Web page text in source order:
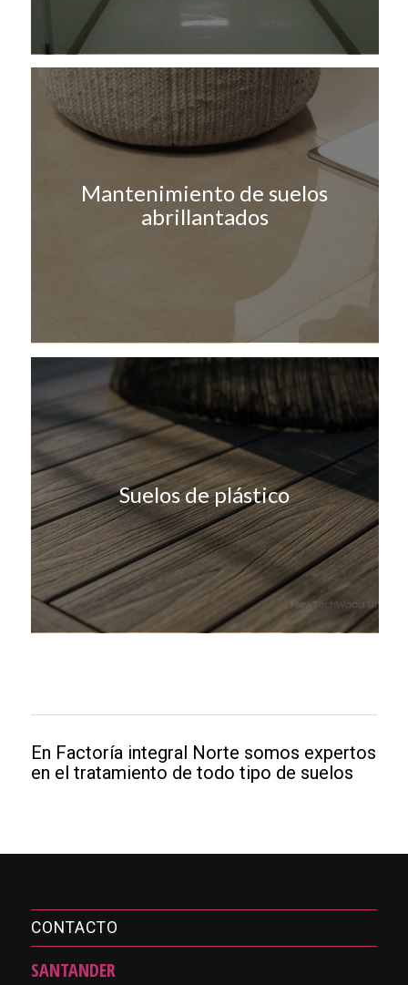
Mantenimiento de suelos
abrillantados
Suelos de plástico
En Factoría integral Norte somos expertos
en el tratamiento de todo tipo de suelos
CONTACTO
SANTANDER